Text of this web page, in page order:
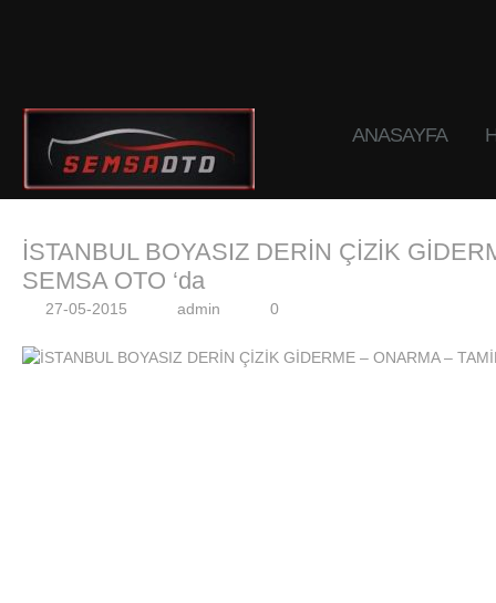
ANASAYFA
İSTANBUL BOYASIZ DERİN ÇİZİK
SEMSA OTO ‘da
27-05-2015 admin 0